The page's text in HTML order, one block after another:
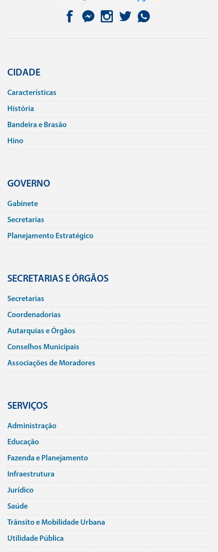
CIDADE
Caracterí­sticas
História
Bandeira e Brasão
Hino
GOVERNO
Gabinete
Secretarias
Planejamento Estratégico
SECRETARIAS E ÓRGÃOS
Secretarias
Coordenadorias
Autarquias e Órgãos
Conselhos Municipais
Associações de Moradores
SERVIÇOS
Administração
Educação
Fazenda e Planejamento
Infraestrutura
Jurí­dico
Saúde
Trânsito e Mobilidade Urbana
Utilidade Pública